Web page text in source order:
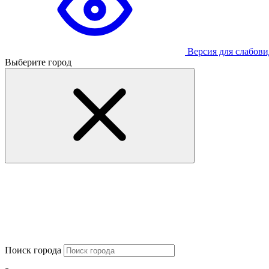
Версия для
Выберите город
Поиск города